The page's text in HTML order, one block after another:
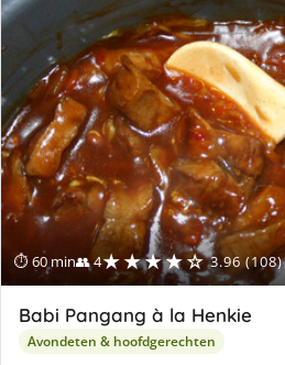
⏱ 60 min👥 4★★★★☆ 3.96 (108)
Babi Pangang à la Henkie
Avondeten & hoofdgerechten